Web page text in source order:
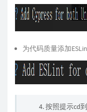
为代码质量添加
4. 按照提示cd